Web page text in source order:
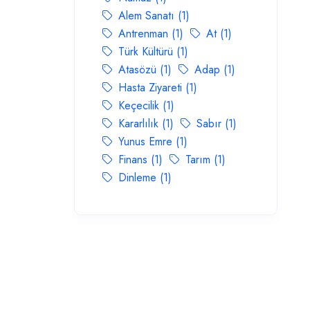
Alem Sanatı (1)
Antrenman (1)
At (1)
Türk Kültürü (1)
Atasözü (1)
Adap (1)
Hasta Ziyareti (1)
Keçecilik (1)
Kararlılık (1)
Sabır (1)
Yunus Emre (1)
Finans (1)
Tarım (1)
Dinleme (1)